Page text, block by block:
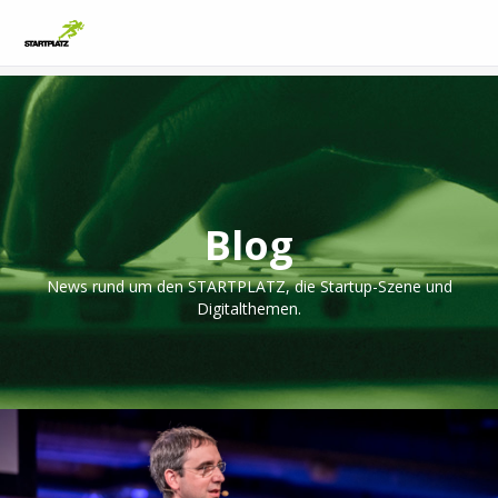
Blog
News rund um den STARTPLATZ, die Startup-Szene und
Digitalthemen.